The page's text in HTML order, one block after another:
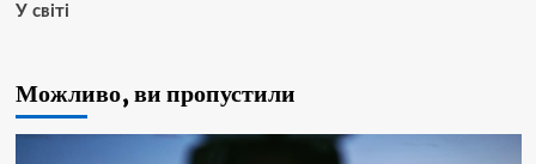
У світі
Можливо, ви пропустили